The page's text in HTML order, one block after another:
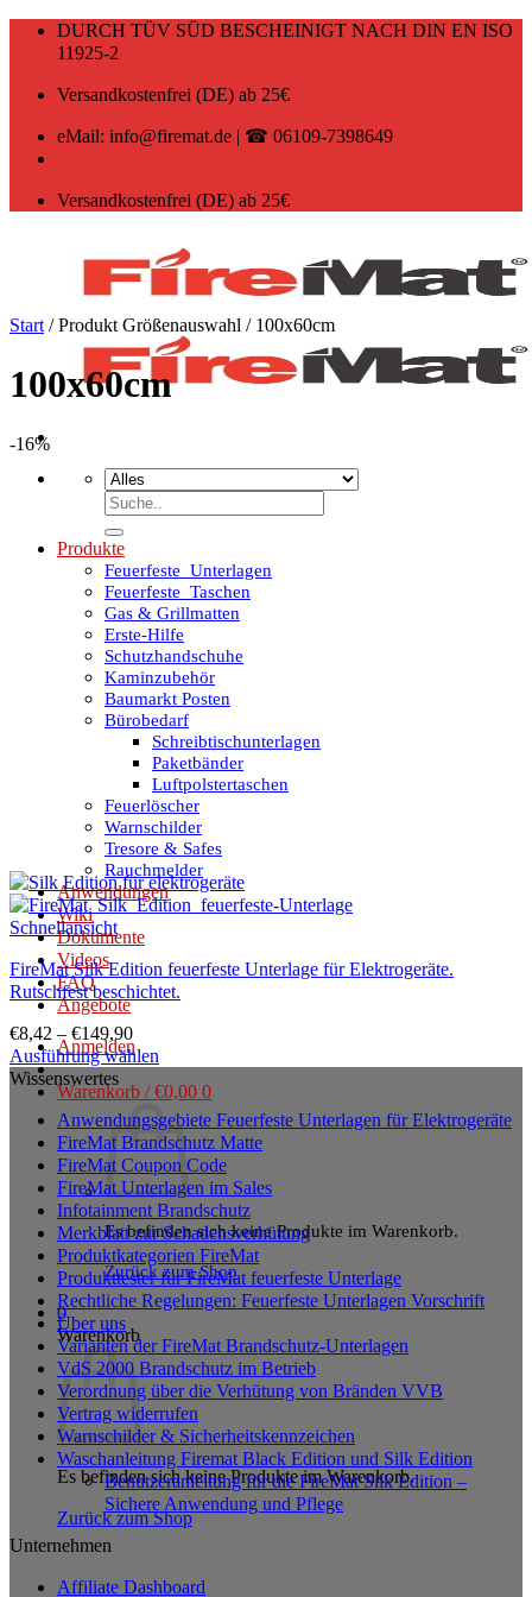
Zum
DURCH TÜV SÜD BESCHEINIGT NACH DIN EN ISO
11925-2
Versandkostenfrei (DE) ab 25€
eMail: info@firemat.de | ☎ 06109-7398649
Versandkostenfrei (DE) ab 25€
Suchen
nach:
Produkte
Feuerfeste_Unterlagen
Feuerfeste_Taschen
Gas & Grillmatten
Erste-Hilfe
Schutzhandschuhe
Kaminzubehör
Baumarkt Posten
Bürobedarf
Schreibtischunterlagen
Paketbänder
Luftpolstertaschen
Feuerlöscher
Warnschilder
Tresore & Safes
Rauchmelder
Anwendungen
Wiki
Dokumente
Videos
FAQ
Angebote
Anmelden
Warenkorb /€0,00 0
Es befinden sich keine Produkte im Warenkorb.
Zurück zum Shop
0
Warenkorb
Es befinden sich keine Produkte im Warenkorb.
Zurück zum Shop
Start /Produkt Größenauswahl /100x60cm
100x60cm
-16%
Schnellansicht
FireMat Silk Edition feuerfeste Unterlage für Elektrogeräte.
Rutschfest beschichtet.
€8,42 – €149,90
Ausführung wählen
Dieses
Produkt
weist
mehrere
Varianten
Optionen
können
Produktseite
gewählt
werden
Wissenswertes
Anwendungsgebiete Feuerfeste Unterlagen für Elektrogeräte
FireMat Brandschutz Matte
FireMat Coupon Code
FireMat Unterlagen im Sales
Infotainment Brandschutz
Merkblatt zur Schadensverhütung
Produktkategorien FireMat
Produkttester für FireMat feuerfeste Unterlage
Rechtliche Regelungen: Feuerfeste Unterlagen Vorschrift
Über uns
Varianten der FireMat Brandschutz-Unterlagen
VdS 2000 Brandschutz im Betrieb
Verordnung über die Verhütung von Bränden VVB
Vertrag widerrufen
Warnschilder & Sicherheitskennzeichen
Waschanleitung Firemat Black Edition und Silk Edition
Benutzeranleitung für die FireMat Silk Edition –
Sichere Anwendung und Pflege
Unternehmen
Affiliate Dashboard